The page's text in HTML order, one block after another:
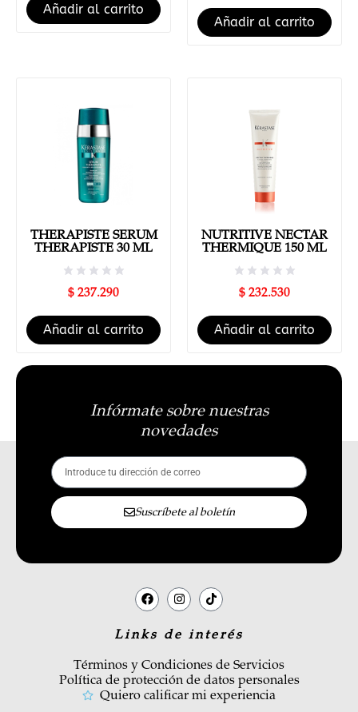
Añadir al carrito
Añadir al carrito
THERAPISTE SERUM
THERAPISTE 30 ML
$ 237.290
Añadir al carrito
NUTRITIVE NECTAR
THERMIQUE 150 ML
$ 232.530
Añadir al carrito
Infórmate sobre nuestras
novedades
Suscríbete al boletín
Links de interés
Términos y Condiciones de Servicios
Política de protección de datos personales
Quiero calificar mi experiencia